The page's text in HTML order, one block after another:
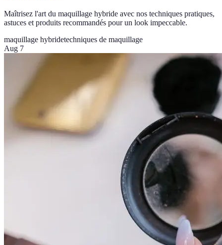
Maîtrisez l'art du maquillage hybride avec nos techniques pratiques,
astuces et produits recommandés pour un look impeccable.
maquillage hybridetechniques de maquillage
Aug 7